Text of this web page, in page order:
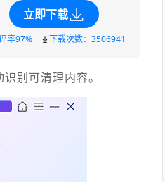
立即下载
率97% 下载次数：3506941
别可清理内容。